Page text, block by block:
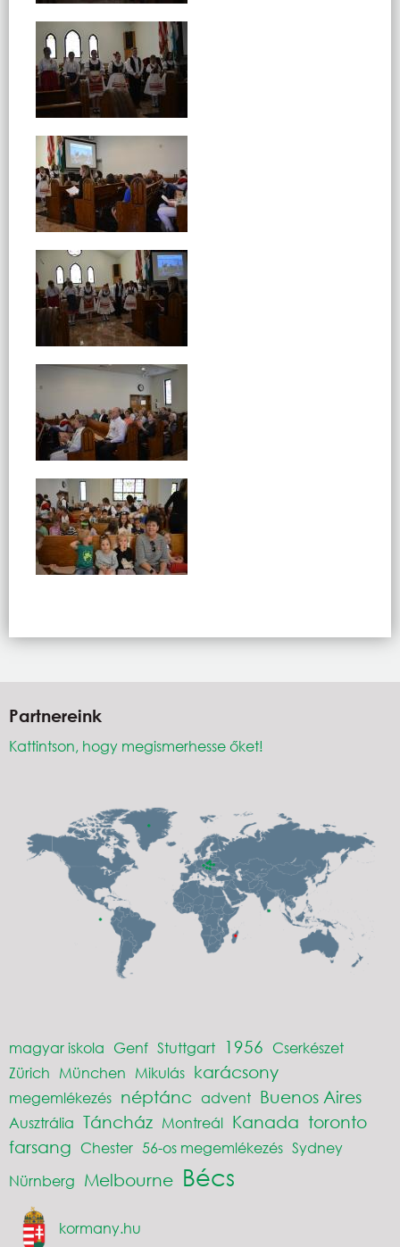
Partnereink
Kattintson, hogy megismerhesse őket!
magyar iskola Genf Stuttgart 1956 Cserkészet
Zürich München Mikulás karácsony
megemlékezés néptánc advent Buenos Aires
Ausztrália Táncház Montreál Kanada toronto
farsang Chester 56-os megemlékezés Sydney
Nürnberg Melbourne Bécs
kormany.hu